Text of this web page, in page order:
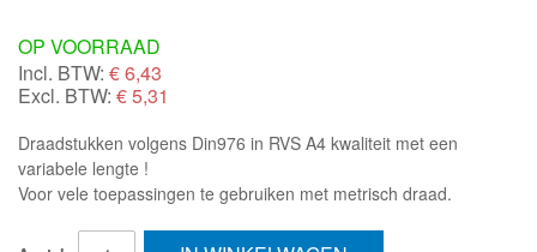
OP VOORRAAD
Incl. BTW: €6,43
Excl. BTW: € 5,31
Draadstukken volgens Din976 in RVS A4 kwaliteit met een
variabele lengte !
Voor vele toepassingen te gebruiken met metrisch draad.